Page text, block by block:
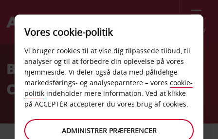
Menu
Welcome
AvisBilleje i Birmingham
Centrum
VAREVOGN
Vores cookie-politik
Vi bruger cookies til at vise dig tilpassede tilbud, til
analyser og til at forbedre din oplevelse på vores
hjemmeside. Vi deler også data med pålidelige
markedsførings- og analyseparntere – vores cookie-
politik indeholder mere information. Ved at klikke
på ACCEPTÉR accepterer du vores brug af cookies.
ADMINISTRER PRÆFERENCER